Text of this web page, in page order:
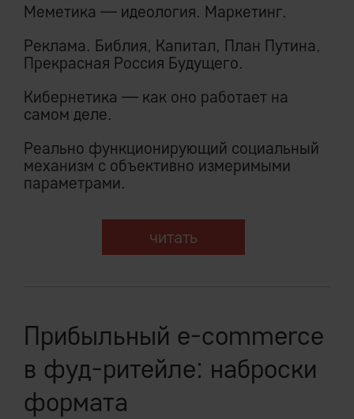
Меметика — идеология. Маркетинг.
Реклама. Библия, Капитал, План Путина,
Прекрасная Россия Будущего.
Кибернетика — как оно работает на
самом деле.
Реально функционирующий социальный
механизм с объективно измеримыми
параметрами.
читать
Прибыльный e-commerce
в фуд-ритейле: наброски
формата